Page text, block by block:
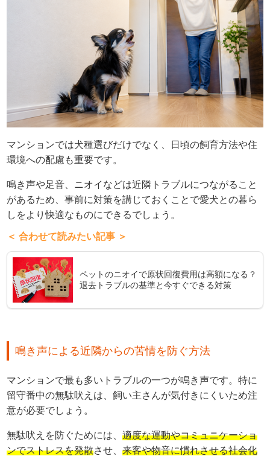
マンションでは犬種選びだけでなく、日頃の飼育方法や住
環境への配慮も重要です。
鳴き声や足音、ニオイなどは近隣トラブルにつながること
があるため、事前に対策を講じておくことで愛犬との暮ら
しをより快適なものにできるでしょう。
＜ 合わせて読みたい記事 ＞
ペットのニオイで原状回復費用は高額になる？
退去トラブルの基準と今すぐできる対策
鳴き声による近隣からの苦情を防ぐ方法
マンションで最も多いトラブルの一つが鳴き声です。特に
留守番中の無駄吠えは、飼い主さんが気付きにくいため注
意が必要でしょう。
無駄吠えを防ぐためには、適度な運動やコミュニケーショ
ンでストレスを発散させ、来客や物音に慣れさせる社会化